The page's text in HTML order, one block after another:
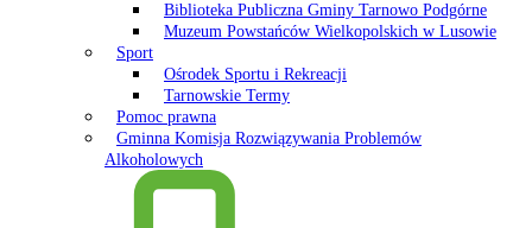
Biblioteka Publiczna Gminy Tarnowo Podgórne
Muzeum Powstańców Wielkopolskich w Lusowie
Sport
Ośrodek Sportu i Rekreacji
Tarnowskie Termy
Pomoc prawna
Gminna Komisja Rozwiązywania Problemów
Alkoholowych